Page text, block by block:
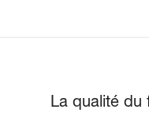
La qualité du